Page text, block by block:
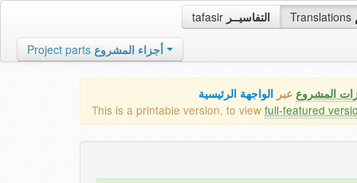
tafasir التفاسيــر Translations
Project parts أجزاء المشروع
المشروع عبر الواجهة الرئيسية
This is a printable version, to view full-featured